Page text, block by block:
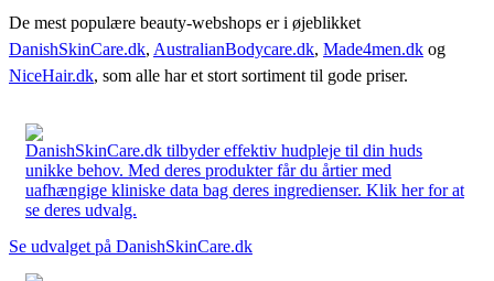
De mest populære beauty-webshops er i øjeblikket
DanishSkinCare.dk, AustralianBodycare.dk, Made4men.dk og
NiceHair.dk, som alle har et stort sortiment til gode priser.
DanishSkinCare.dk tilbyder effektiv hudpleje til din huds
unikke behov. Med deres produkter får du årtier med
uafhængige kliniske data bag deres ingredienser. Klik her for at
se deres udvalg.
Se udvalget på DanishSkinCare.dk